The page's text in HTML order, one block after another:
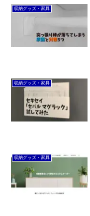
収納グッズ・家具
収納グッズ・家具
収納グッズ・家具